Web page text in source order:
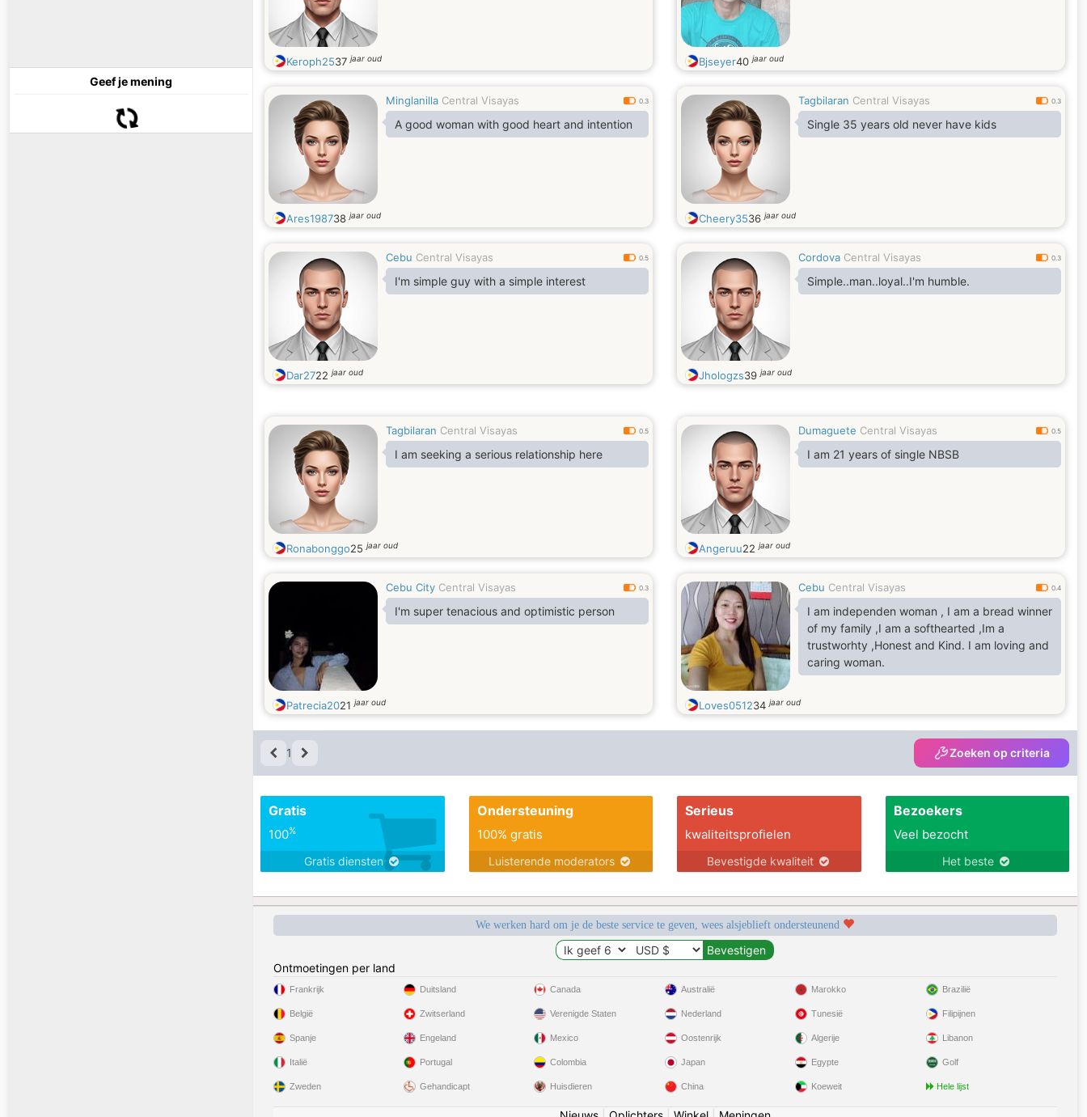
Geef je mening
Keroph2537jaar oud Bjseyer40jaar oud
Minglanilla Central Visayas 0.3
A good woman with good heart and intention
Ares198738jaar oud
Tagbilaran Central Visayas 0.3
Single 35 years old never have kids
Cheery3536jaar oud
Cebu Central Visayas 0.5
I'm simple guy with a simple interest
Dar2722jaar oud
Cordova Central Visayas 0.3
Simple..man..loyal..I'm humble.
Jhologzs39jaar oud
Tagbilaran Central Visayas 0.5
I am seeking a serious relationship here
Ronabonggo25jaar oud
Dumaguete Central Visayas 0.5
I am 21 years of single NBSB
Angeruu22jaar oud
Cebu City Central Visayas 0.3
I'm super tenacious and optimistic person
Patrecia2021jaar oud
Cebu Central Visayas 0.4
I am independen woman , I am a bread winner
of my family ,I am a softhearted ,Im a
trustworhty ,Honest and Kind. I am loving and
caring woman.
Loves051234jaar oud
1 Zoeken op criteria
Gratis
100%
Gratis diensten
Ondersteuning
100% gratis
Luisterende moderators
Serieus
kwaliteitsprofielen
Bevestigde kwaliteit
Bezoekers
Veel bezocht
Het beste
We werken hard om je de beste service te geven, wees alsjeblieft ondersteunend
Ontmoetingen per land
Frankrijk
België
Spanje
Italië
Zweden
Duitsland
Zwitserland
Engeland
Portugal
Gehandicapt
Canada
Verenigde Staten
Mexico
Colombia
Huisdieren
Australië
Nederland
Oostenrijk
Japan
China
Marokko
Tunesië
Algerije
Egypte
Koeweit
Brazilië
Filipijnen
Libanon
Golf
Hele lijst